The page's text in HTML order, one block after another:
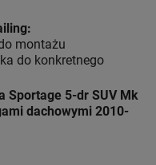
montażu
do konkretnego
Sportage 5-dr SUV Mk
dachowymi 2010-